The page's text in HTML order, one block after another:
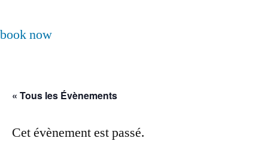
book now
« Tous les Évènements
Cet évènement est passé.